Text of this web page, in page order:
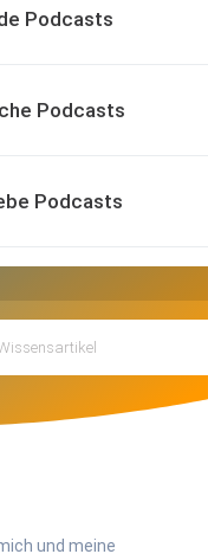
Podcasts
Podcasts
Podcasts
und meine